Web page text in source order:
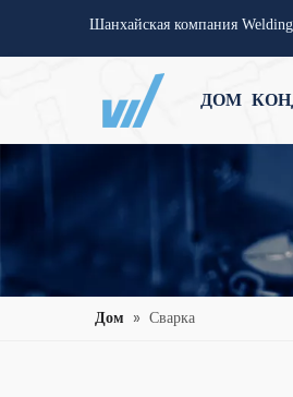
Шанхайская компания
ДОМ
Дом » Сварка